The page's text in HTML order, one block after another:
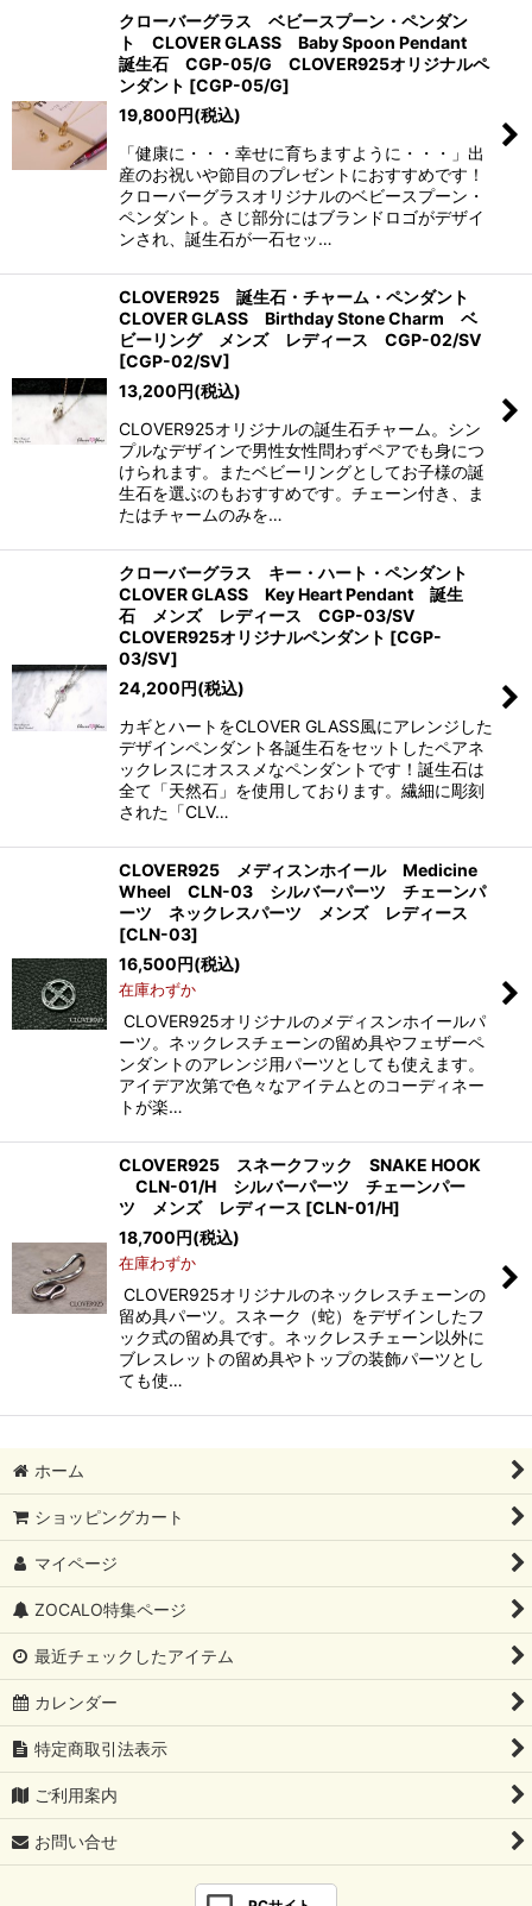
クローバーグラス ベビースプーン・ペンダン
ト CLOVER GLASS Baby Spoon Pendant
誕生石 CGP-05/G CLOVER925オリジナルペ
ンダント [CGP-05/G]
19,800円(税込)
「健康に・・・幸せに育ちますように・・・」出
産のお祝いや節目のプレゼントにおすすめです！
クローバーグラスオリジナルのベビースプーン・
ペンダント。さじ部分にはブランドロゴがデザイ
ンされ、誕生石が一石セッ…
CLOVER925 誕生石・チャーム・ペンダント
CLOVER GLASS Birthday Stone Charm ベ
ビーリング メンズ レディース CGP-02/SV
[CGP-02/SV]
13,200円(税込)
CLOVER925オリジナルの誕生石チャーム。シン
プルなデザインで男性女性問わずペアでも身につ
けられます。またベビーリングとしてお子様の誕
生石を選ぶのもおすすめです。チェーン付き、ま
たはチャームのみを…
クローバーグラス キー・ハート・ペンダント
CLOVER GLASS Key Heart Pendant 誕生
石 メンズ レディース CGP-03/SV
CLOVER925オリジナルペンダント [CGP-
03/SV]
24,200円(税込)
カギとハートをCLOVER GLASS風にアレンジした
デザインペンダント各誕生石をセットしたペアネ
ックレスにオススメなペンダントです！誕生石は
全て「天然石」を使用しております。繊細に彫刻
された「CLV…
CLOVER925 メディスンホイール Medicine
Wheel CLN-03 シルバーパーツ チェーンパ
ーツ ネックレスパーツ メンズ レディース
[CLN-03]
16,500円(税込)
在庫わずか
CLOVER925オリジナルのメディスンホイールパ
ーツ。ネックレスチェーンの留め具やフェザーペ
ンダントのアレンジ用パーツとしても使えます。
アイデア次第で色々なアイテムとのコーディネー
トが楽…
CLOVER925 スネークフック SNAKE HOOK
CLN-01/H シルバーパーツ チェーンパー
ツ メンズ レディース [CLN-01/H]
18,700円(税込)
在庫わずか
CLOVER925オリジナルのネックレスチェーンの
留め具パーツ。スネーク（蛇）をデザインしたフ
ック式の留め具です。ネックレスチェーン以外に
ブレスレットの留め具やトップの装飾パーツとし
ても使…
ホーム
ショッピングカート
マイページ
ZOCALO特集ページ
最近チェックしたアイテム
カレンダー
特定商取引法表示
ご利用案内
お問い合せ